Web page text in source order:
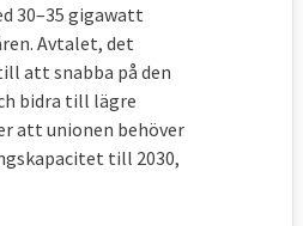
30–35 gigawatt
Avtalet, det
att snabba på den
bidra till lägre
att unionen behöver
till 2030,